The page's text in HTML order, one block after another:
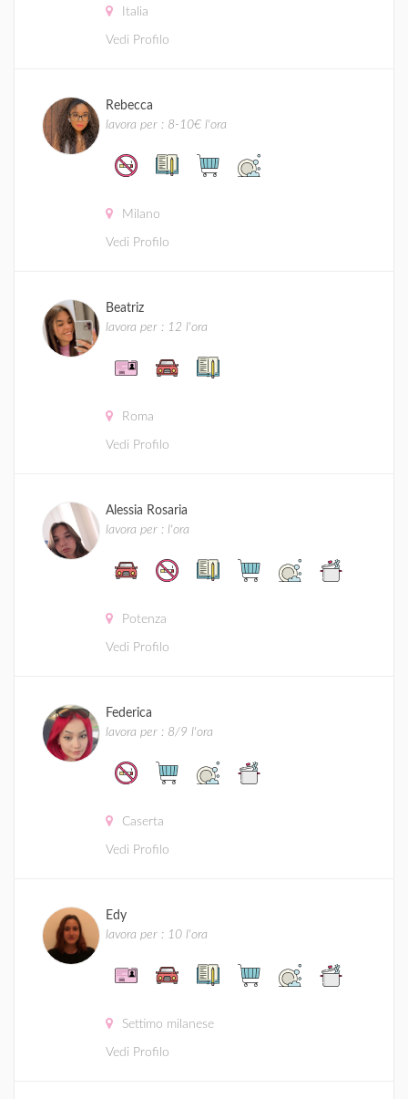
Italia
Vedi Profilo
Rebecca
lavora per : 8-10€ l'ora
Milano
Vedi Profilo
Beatriz
lavora per : 12 l'ora
Roma
Vedi Profilo
Alessia Rosaria
lavora per : l'ora
Potenza
Vedi Profilo
Federica
lavora per : 8/9 l'ora
Caserta
Vedi Profilo
Edy
lavora per : 10 l'ora
Settimo milanese
Vedi Profilo